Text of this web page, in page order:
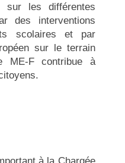
sur les différentes
des interventions
scolaires et par
sur le terrain
ME-F contribue à